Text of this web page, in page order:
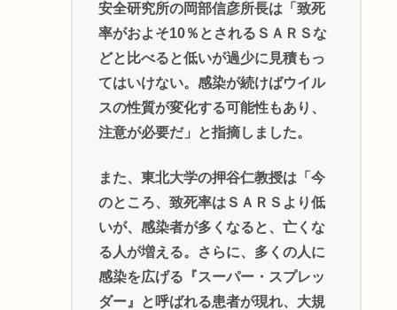
安全研究所の岡部信彦所長は「致死
率がおよそ10％とされるＳＡＲＳな
どと比べると低いが過少に見積もっ
てはいけない。感染が続けばウイル
スの性質が変化する可能性もあり、
注意が必要だ」と指摘しました。
また、東北大学の押谷仁教授は「今
のところ、致死率はＳＡＲＳより低
いが、感染者が多くなると、亡くな
る人が増える。さらに、多くの人に
感染を広げる『スーパー・スプレッ
ダー』と呼ばれる患者が現れ、大規